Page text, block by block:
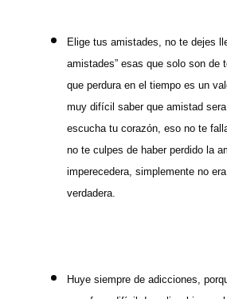
Elige tus amistades, no te dejes
amistades” esas que solo son de
que perdura en el tiempo es un
muy difícil saber que amistad
escucha tu corazón, eso no te
no te culpes de haber perdido la
imperecedera, simplemente no
verdadera.
Huye siempre de adicciones,